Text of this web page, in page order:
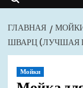
ГЛАВНАЯ
ШВАРЦ (ЛУЧШАЯ
Мойки